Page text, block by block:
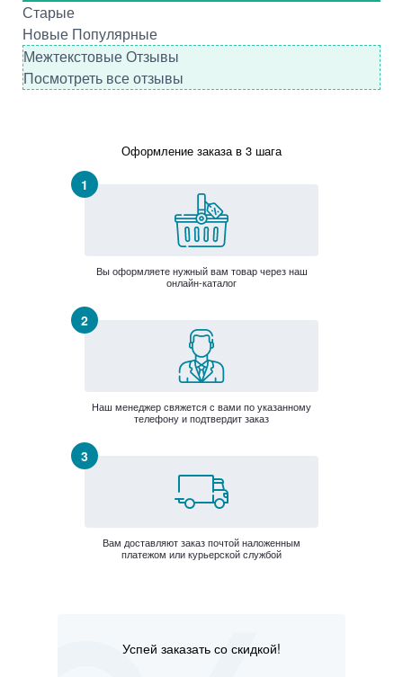
Старые
Новые Популярные
Межтекстовые Отзывы
Посмотреть все отзывы
Оформление заказа в 3 шага
Вы оформляете нужный вам товар через наш
онлайн-каталог
Наш менеджер свяжется с вами по указанному
телефону и подтвердит заказ
Вам доставляют заказ почтой наложенным
платежом или курьерской службой
Успей заказать со скидкой!